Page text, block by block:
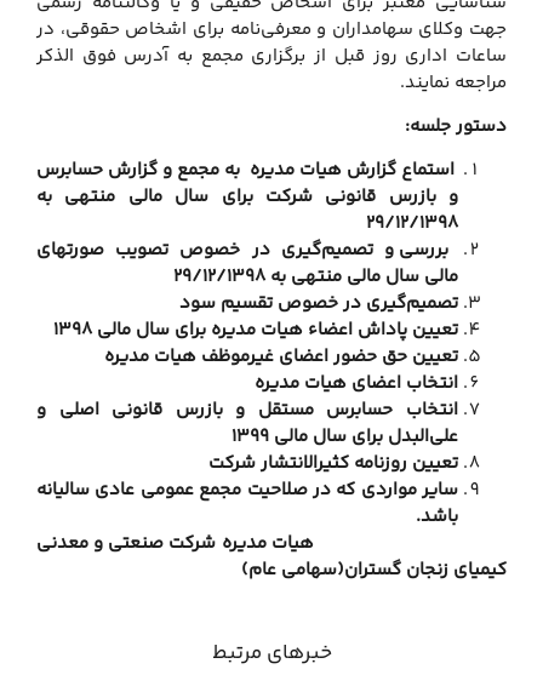
وکلای سهامداران و معرفی‌نامه برای اشخاص حقوقی، در
اداری روز قبل از برگزاری مجمع به آدرس فوق الذکر
نمایند.
جلسه:
استماع گزارش هیات مدیره به مجمعو گزارش حسابرس
و بازرس قانونی شرکت برای سال مالی منتهی به
29/12/1398
بررسی و تصمیم‌گیری در خصوص تصویب صورتهای
مالی سال مالی منتهی به 29/12/1398
تصمیم‌گیری در خصوص تقسیم سود
تعیین پاداش اعضاء هیات مدیره برای سال مالی 1398
تعیین حق حضور اعضای غیرموظف هیات مدیره
انتخاب اعضای هیات مدیره
انتخاب حسابرس مستقل و بازرس قانونی اصلی و
علی‌البدل برای سال مالی 1399
تعیین روزنامه کثیر‌الانتشار شرکت
سایر مواردی کهدرصلاحیت مجمع عمومی عادی سالیانه
مدیره شرکت صنعتی و معدنی
زنجان گستران(سهامی عام)
خبرهای مرتبط